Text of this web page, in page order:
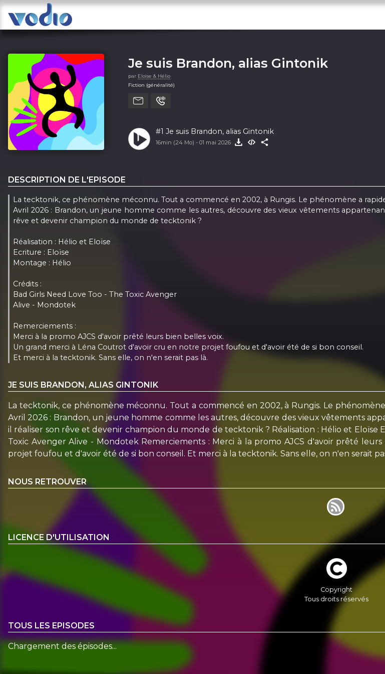
Je suis Brandon, alias Gintonik
par Eloïse & Hélio
Fiction (généralité)
#1 Je suis Brandon, alias Gintonik
16min (24 Mo) - 01 mai 2026
DESCRIPTION DE L'EPISODE
La tecktonik, ce phénomène méconnu. Tout a commencé en 2002, à Rungis. Le phénomène a
Avril 2026 : Brandon, un jeune homme comme les autres, découvre des vieux vêtements
rêve et devenir champion du monde de tecktonik ?
Réalisation : Hélio et Eloïse
Ecriture : Eloïse
Montage : Hélio
Crédits :
Bad Girls Need Love Too - The Toxic Avenger
Alive - Mondotek
Remerciements :
Merci à la promo AJCS d'avoir prêté leurs bien belles voix.
Un grand merci à Léna Coutrot d'avoir cru en notre projet foufou et d'avoir été de si bon conseil.
Et merci à la tecktonik. Sans elle, on n'en serait pas là.
JE SUIS BRANDON, ALIAS GINTONIK
La tecktonik, ce phénomène méconnu. Tout a commencé en 2002, à Rungis. Le
Avril 2026 : Brandon, un jeune homme comme les autres, découvre des vieux vêtements
il réaliser son rêve et devenir champion du monde de tecktonik ? Réalisation : Hélio et Eloïse
Toxic Avenger Alive - Mondotek Remerciements : Merci à la promo AJCS d'avoir prêté
projet foufou et d'avoir été de si bon conseil. Et merci à la tecktonik. Sans elle, on n'en serait
NOUS RETROUVER
LICENCE D'UTILISATION
Copyright
Tous droits réservés
TOUS LES EPISODES
Chargement des épisodes...